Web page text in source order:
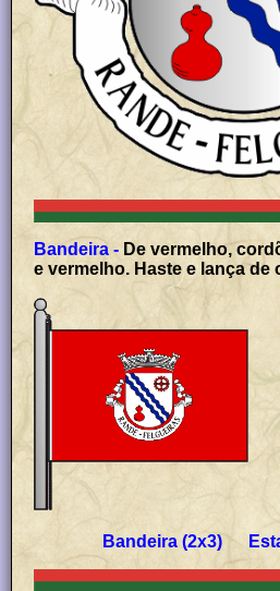
Bandeira - De vermelho,
e vermelho. Haste e lança de